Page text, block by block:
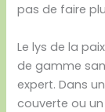
pas de faire
Le lys de la
de gamme
expert. Dans
couverte ou